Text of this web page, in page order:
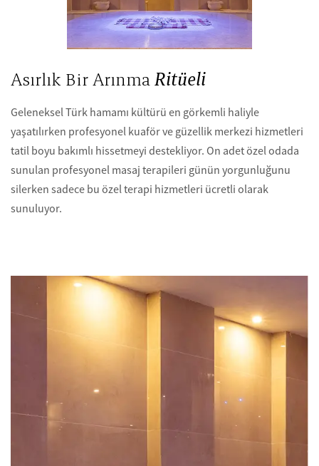
Asırlık Bir Arınma Ritüeli
Geleneksel Türk hamamı kültürü en görkemli haliyle
yaşatılırken profesyonel kuaför ve güzellik merkezi hizmetleri
tatil boyu bakımlı hissetmeyi destekliyor. On adet özel odada
sunulan profesyonel masaj terapileri günün yorgunluğunu
silerken sadece bu özel terapi hizmetleri ücretli olarak
sunuluyor.